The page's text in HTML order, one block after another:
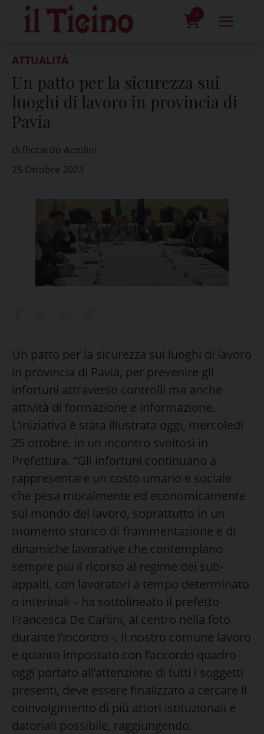
content
0
ATTUALITÀ
Un patto per la sicurezza sui
luoghi di lavoro in provincia di
Pavia
di Riccardo Azzolini
25 Ottobre 2023
Un patto per la sicurezza sui luoghi di lavoro
in provincia di Pavia, per prevenire gli
infortuni attraverso controlli ma anche
attività di formazione e informazione.
L’iniziativa è stata illustrata oggi, mercoledì
25 ottobre, in un incontro svoltosi in
Prefettura. “Gli infortuni continuano a
rappresentare un costo umano e sociale
che pesa moralmente ed economicamente
sul mondo del lavoro, soprattutto in un
momento storico di frammentazione e di
dinamiche lavorative che contemplano
sempre più il ricorso al regime dei sub-
appalti, con lavoratori a tempo determinato
o interinali – ha sottolineato il prefetto
Francesca De Carlini, al centro nella foto
durante l’incontro -. Il nostro comune lavoro
e quanto impostato con l’accordo quadro
oggi portato all’attenzione di tutti i soggetti
presenti, deve essere finalizzato a cercare il
coinvolgimento di più attori istituzionali e
datoriali possibile, raggiungendo,